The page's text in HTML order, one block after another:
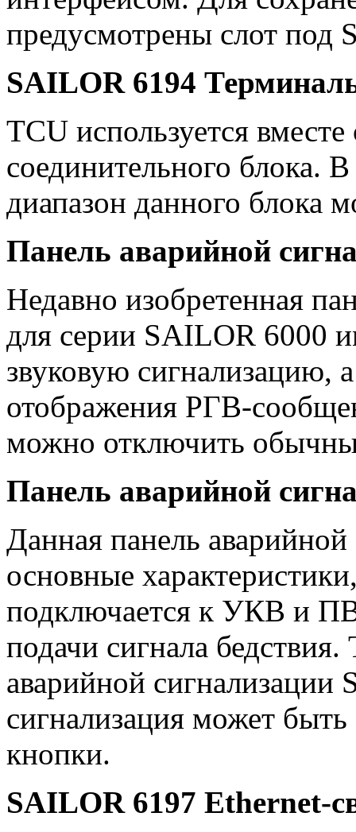
предусмотрены слот под
SAILOR6194
TCU используется
соединительного блока.
диапазон данного блока
Панель аварийной
Недавно изобретенная
для серии SAILOR 6000
звуковую сигнализацию,
отображения РГВ-
можно отключить
Панель аварийной
Данная панель
основные
подключается к УКВ и
подачи сигнала
аварийной сигнализации
сигнализация может
кнопки.
SAILOR 6197 Ethernet-